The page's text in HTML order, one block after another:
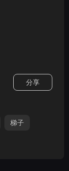
分享
梯子